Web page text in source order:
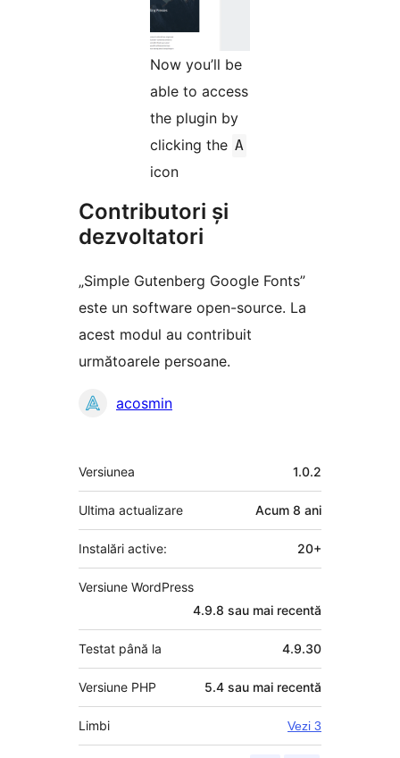
Now you’ll be
able to access
the plugin by
clicking the A
icon
Contributori și
dezvoltatori
„Simple Gutenberg Google Fonts”
este un software open-source. La
acest modul au contribuit
următoarele persoane.
Contributori
acosmin
Meta
Versiunea 1.0.2
Ultima actualizare Acum 8 ani
Instalări active: 20+
Versiune WordPress
4.9.8 sau mai recentă
Testat până la 4.9.30
Versiune PHP 5.4 sau mai recentă
Limbi Vezi 3